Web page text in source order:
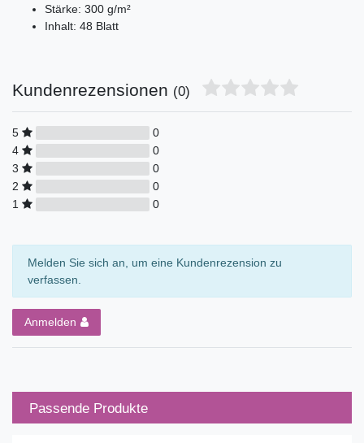
Stärke: 300 g/m²
Inhalt: 48 Blatt
Kundenrezensionen (0)
5
0
4
0
3
0
2
0
1
0
Melden Sie sich an, um eine Kundenrezension zu
verfassen.
Anmelden
Passende Produkte